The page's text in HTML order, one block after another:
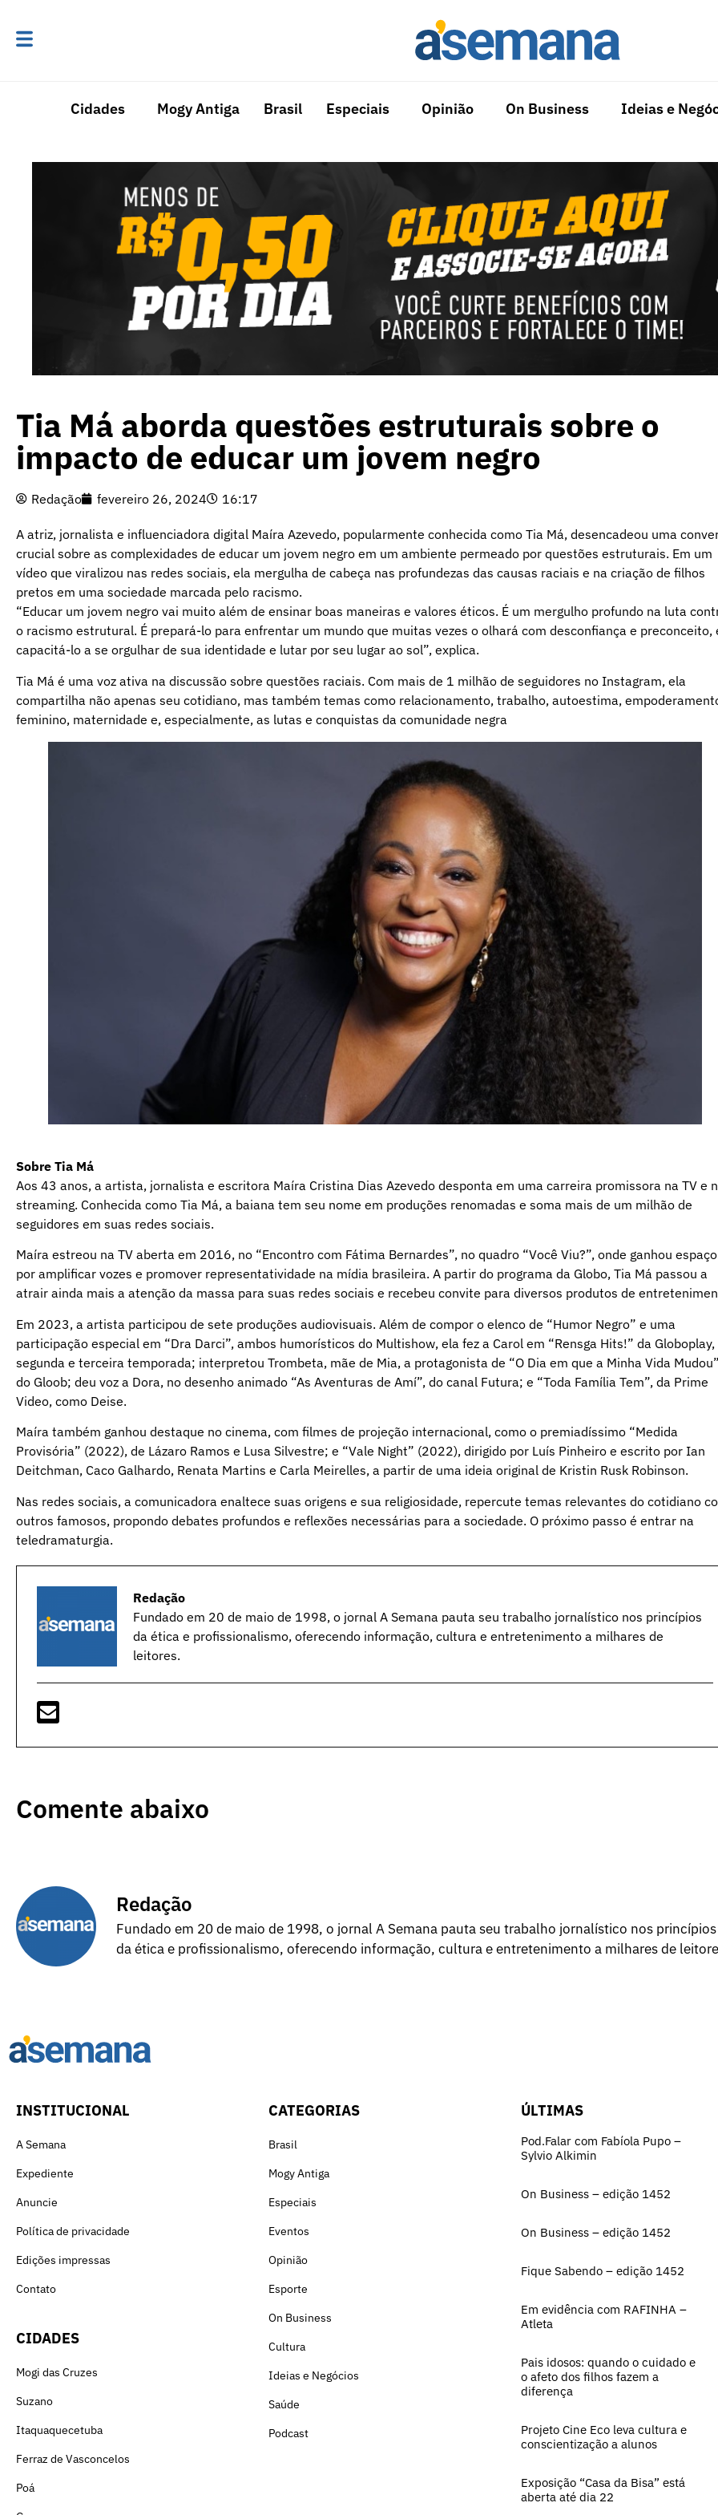
Cidades Mogy Antiga Brasil Especiais Opinião On Business Ideias e
Tia Má aborda questões estruturais sobre o
impacto de educar um jovem negro
Redação fevereiro 26, 2024 16:17
A atriz, jornalista e influenciadora digital Maíra Azevedo, popularmente conhecida como Tia Má, desencadeou uma
crucial sobre as complexidades de educar um jovem negro em um ambiente permeado por questões estruturais. Em um
vídeo que viralizou nas redes sociais, ela mergulha de cabeça nas profundezas das causas raciais e na criação de filhos
pretos em uma sociedade marcada pelo racismo.
“Educar um jovem negro vai muito além de ensinar boas maneiras e valores éticos. É um mergulho profundo na luta
o racismo estrutural. É prepará-lo para enfrentar um mundo que muitas vezes o olhará com desconfiança e preconceito,
capacitá-lo a se orgulhar de sua identidade e lutar por seu lugar ao sol”, explica.
Tia Má é uma voz ativa na discussão sobre questões raciais. Com mais de 1 milhão de seguidores no Instagram, ela
compartilha não apenas seu cotidiano, mas também temas como relacionamento, trabalho, autoestima,
feminino, maternidade e, especialmente, as lutas e conquistas da comunidade negra
Sobre Tia Má
Aos 43 anos, a artista, jornalista e escritora Maíra Cristina Dias Azevedo desponta em uma carreira promissora na TV e
streaming. Conhecida como Tia Má, a baiana tem seu nome em produções renomadas e soma mais de um milhão de
seguidores em suas redes sociais.
Maíra estreou na TV aberta em 2016, no “Encontro com Fátima Bernardes”, no quadro “Você Viu?”, onde ganhou espaço
por amplificar vozes e promover representatividade na mídia brasileira. A partir do programa da Globo, Tia Má passou a
atrair ainda mais a atenção da massa para suas redes sociais e recebeu convite para diversos produtos de
Em 2023, a artista participou de sete produções audiovisuais. Além de compor o elenco de “Humor Negro” e uma
participação especial em “Dra Darci”, ambos humorísticos do Multishow, ela fez a Carol em “Rensga Hits!” da Globoplay,
segunda e terceira temporada; interpretou Trombeta, mãe de Mia, a protagonista de “O Dia em que a Minha Vida
do Gloob; deu voz a Dora, no desenho animado “As Aventuras de Amí”, do canal Futura; e “Toda Família Tem”, da Prime
Video, como Deise.
Maíra também ganhou destaque no cinema, com filmes de projeção internacional, como o premiadíssimo “Medida
Provisória” (2022), de Lázaro Ramos e Lusa Silvestre; e “Vale Night” (2022), dirigido por Luís Pinheiro e escrito por Ian
Deitchman, Caco Galhardo, Renata Martins e Carla Meirelles, a partir de uma ideia original de Kristin Rusk Robinson.
Nas redes sociais, a comunicadora enaltece suas origens e sua religiosidade, repercute temas relevantes do cotidiano
outros famosos, propondo debates profundos e reflexões necessárias para a sociedade. O próximo passo é entrar na
teledramaturgia.
Redação
Fundado em 20 de maio de 1998, o jornal A Semana pauta seu trabalho jornalístico nos princípios
da ética e profissionalismo, oferecendo informação, cultura e entretenimento a milhares de
leitores.
Comente abaixo
Redação
Fundado em 20 de maio de 1998, o jornal A Semana pauta seu trabalho jornalístico nos princípios
da ética e profissionalismo, oferecendo informação, cultura e entretenimento a milhares de
INSTITUCIONAL
A Semana
Expediente
Anuncie
Política de privacidade
Edições impressas
Contato
CIDADES
Mogi das Cruzes
Suzano
Itaquaquecetuba
Ferraz de Vasconcelos
Poá
CATEGORIAS
Brasil
Mogy Antiga
Especiais
Eventos
Opinião
Esporte
On Business
Cultura
Ideias e Negócios
Saúde
Podcast
ÚLTIMAS
Pod.Falar com Fabíola Pupo –
Sylvio Alkimin
On Business – edição 1452
On Business – edição 1452
Fique Sabendo – edição 1452
Em evidência com RAFINHA –
Atleta
Pais idosos: quando o cuidado e
o afeto dos filhos fazem a
diferença
Projeto Cine Eco leva cultura e
conscientização a alunos
Exposição “Casa da Bisa” está
aberta até dia 22